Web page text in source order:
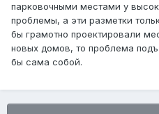
парковочными местами у
проблемы, а эти разметки
бы грамотно проектировали
новых домов, то проблема
бы сама собой.